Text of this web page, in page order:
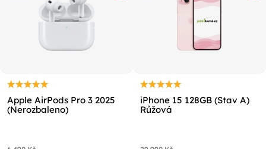
Apple AirPods Pro 3 2025
(Nerozbaleno)
iPhone 15 128GB (Stav A)
Růžová